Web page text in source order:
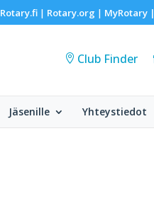
Rotary.fi| Rotary.org | MyRotary |
Club Finder
Jäsenille Yhteystiedot